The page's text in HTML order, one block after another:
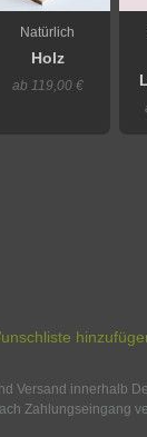
Natürlich
Holz
ab 119,00 €
Versand innerhalb
Zahlungseingang